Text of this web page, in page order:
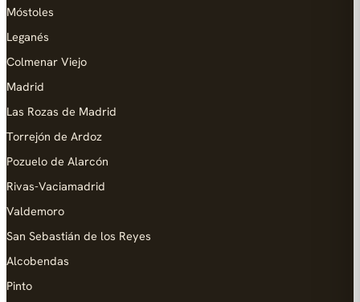
Móstoles
Leganés
Colmenar Viejo
Madrid
Las Rozas de Madrid
Torrejón de Ardoz
Pozuelo de Alarcón
Rivas-Vaciamadrid
Valdemoro
San Sebastián de los Reyes
Alcobendas
Pinto